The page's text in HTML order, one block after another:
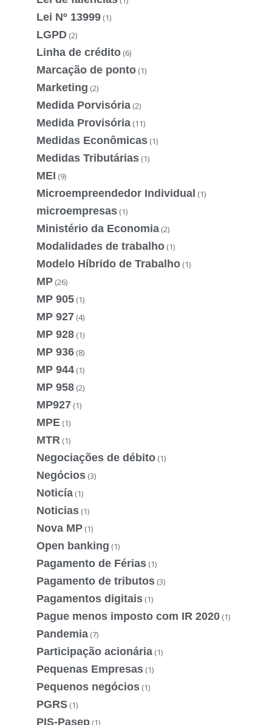
Lei Nº 13999 (1)
LGPD (2)
Linha de crédito (6)
Marcação de ponto (1)
Marketing (2)
Medida Porvisória (2)
Medida Provisória (11)
Medidas Econômicas (1)
Medidas Tributárias (1)
MEI (9)
Microempreendedor Individual (1)
microempresas (1)
Ministério da Economia (2)
Modalidades de trabalho (1)
Modelo Híbrido de Trabalho (1)
MP (26)
MP 905 (1)
MP 927 (4)
MP 928 (1)
MP 936 (8)
MP 944 (1)
MP 958 (2)
MP927 (1)
MPE (1)
MTR (1)
Negociações de débito (1)
Negócios (3)
Noticía (1)
Noticias (1)
Nova MP (1)
Open banking (1)
Pagamento de Férias (1)
Pagamento de tributos (3)
Pagamentos digitais (1)
Pague menos imposto com IR 2020 (1)
Pandemia (7)
Participação acionária (1)
Pequenas Empresas (1)
Pequenos negócios (1)
PGRS (1)
PIS-Pasep (1)